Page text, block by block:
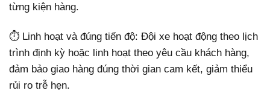
từng kiện hàng.
⏱ Linh hoạt và đúng tiến độ: Đội xe hoạt động theo lịch
trình định kỳ hoặc linh hoạt theo yêu cầu khách hàng,
đảm bảo giao hàng đúng thời gian cam kết, giảm thiểu
rủi ro trễ hẹn.